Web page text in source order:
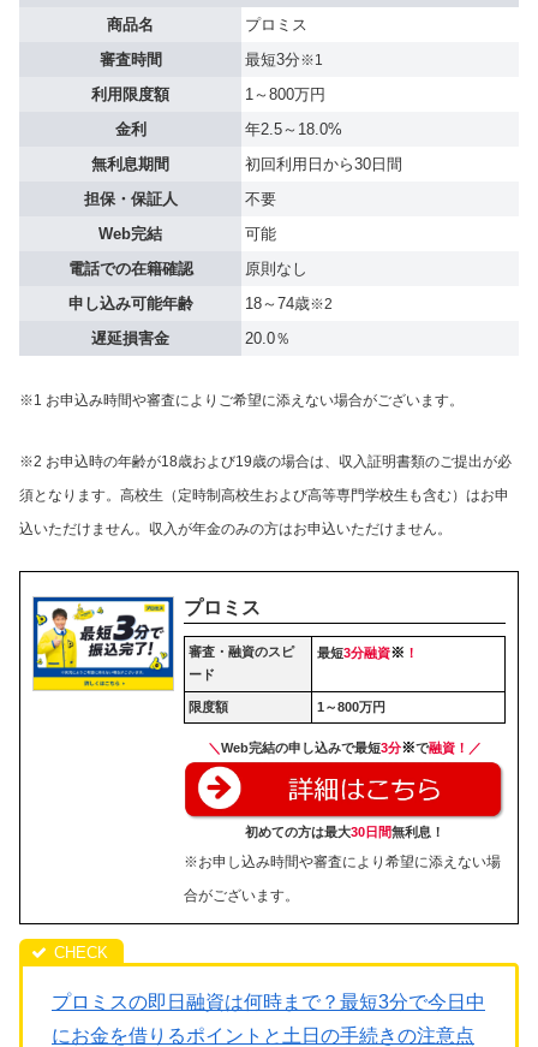
商品名
プロミス
審査時間
最短3分※1
利用限度額
1～800万円
金利
年2.5～18.0%
無利息期間
初回利用日から30日間
担保・保証人
不要
Web完結
可能
電話での在籍確認
原則なし
申し込み可能年齢
18～74歳※2
遅延損害金 20.0％
※1 お申込み時間や審査によりご希望に添えない場合がございます。
※2 お申込時の年齢が18歳および19歳の場合は、収入証明書類のご提出が必
須となります。高校生（定時制高校生および高等専門学校生も含む）はお申
込いただけません。収入が年金のみの方はお申込いただけません。
プロミス
審査・融資のスピ
ード
最短3分融資※ ！
限度額 1～800万円
＼Web完結の申し込みで最短3分※で融資！／
初めての方は最大30日間無利息！
※お申し込み時間や審査により希望に添えない場
合がございます。
プロミスの即日融資は何時まで？最短3分で今日中
にお金を借りるポイントと土日の手続きの注意点